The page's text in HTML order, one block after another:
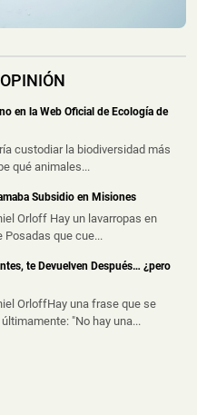
a Mano Armada en
fueron claves para avanzar en
un Millón de Pesos
de droga fue frustrado durante
en la Web Oficial de Ecología de
custodiar la biodiversidad más
qué animales...
Subsidio en Misiones
Orloff Hay un lavarropas en
Posadas que cue...
te Devuelven Después… ¿pero
OrloffHay una frase que se
"No hay una...